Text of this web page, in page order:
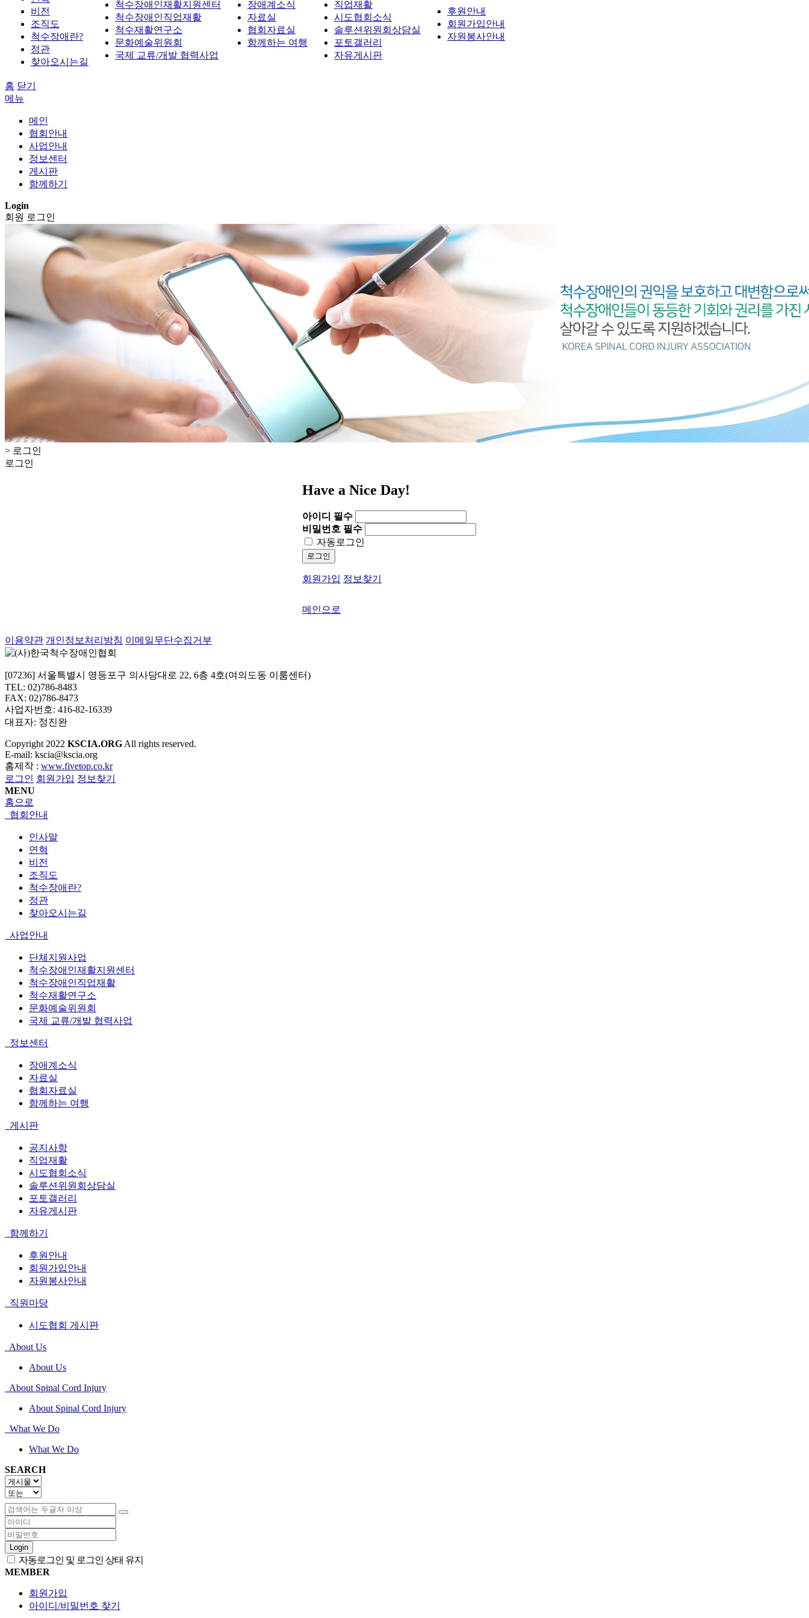
비전
조직도
척수장애란?
정관
찾아오시는길
척수장애인재활지원센터
척수장애인직업재활
척수재활연구소
문화예술위원회
국제 교류/개발 협력사업
장애계소식
자료실
협회자료실
함께하는 여행
직업재활
시도협회소식
솔루션위원회상담실
포토갤러리
자유게시판
후원안내
회원가입안내
자원봉사안내
홈 닫기
메뉴
메인
협회안내
사업안내
정보센터
게시판
함께하기
Login
회원 로그인
> 로그인
로그인
Have a Nice Day!
아이디 필수
비밀번호 필수
자동로그인
로그인
회원가입 정보찾기
메인으로
이용약관 개인정보처리방침 이메일무단수집거부
[07236] 서울특별시 영등포구 의사당대로 22, 6층 4호(여의도동 이룸센터)
TEL: 02)786-8483
FAX: 02)786-8473
사업자번호: 416-82-16339
대표자: 정진완
Copyright 2022 KSCIA.ORG All rights reserved.
E-mail: kscia@kscia.org
홈제작 : www.fivetop.co.kr
로그인 회원가입 정보찾기
MENU
홈으로
협회안내
인사말
연혁
비전
조직도
척수장애란?
정관
찾아오시는길
사업안내
단체지원사업
척수장애인재활지원센터
척수장애인직업재활
척수재활연구소
문화예술위원회
국제 교류/개발 협력사업
정보센터
장애계소식
자료실
협회자료실
함께하는 여행
게시판
공지사항
직업재활
시도협회소식
솔루션위원회상담실
포토갤러리
자유게시판
함께하기
후원안내
회원가입안내
자원봉사안내
직원마당
시도협회 게시판
About Us
About Us
About Spinal Cord Injury
About Spinal Cord Injury
What We Do
What We Do
SEARCH
Login
자동로그인 및 로그인 상태 유지
MEMBER
회원가입
아이디/비밀번호 찾기